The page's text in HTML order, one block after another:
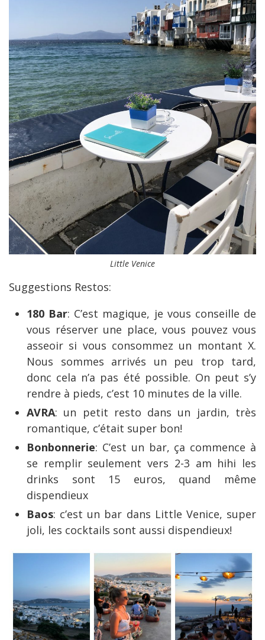
Little Venice
Suggestions Restos:
180 Bar: C’est magique, je vous conseille de
vous réserver une place, vous pouvez vous
asseoir si vous consommez un montant X.
Nous sommes arrivés un peu trop tard,
donc cela n’a pas été possible. On peut s’y
rendre à pieds, c’est 10 minutes de la ville.
AVRA: un petit resto dans un jardin, très
romantique, c’était super bon!
Bonbonnerie: C’est un bar, ça commence à
se remplir seulement vers 2-3 am hihi les
drinks sont 15 euros, quand même
dispendieux
Baos: c’est un bar dans Little Venice, super
joli, les cocktails sont aussi dispendieux!